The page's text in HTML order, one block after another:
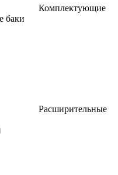
Комплектующие
баки
Расширительные